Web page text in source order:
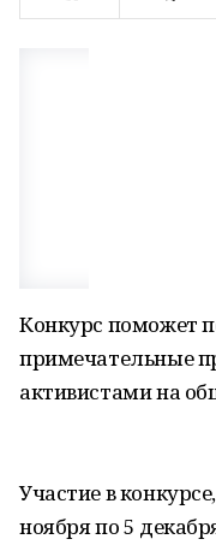
Конкурс поможет
примечательные
активистами на
Участие в
ноября по 5